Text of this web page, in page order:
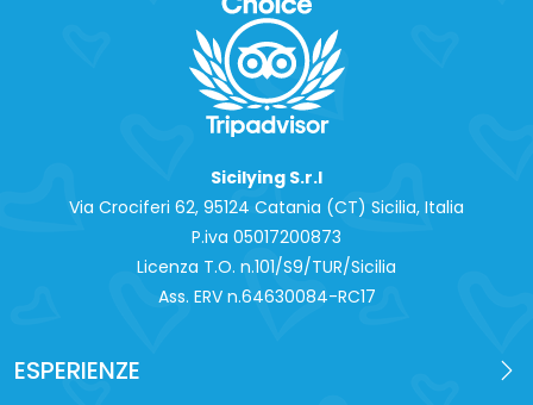
Sicilying S.r.l
Via Crociferi 62, 95124 Catania (CT) Sicilia, Italia
P.iva 0‍5017200873
Licenza T.O. n.101/S9/TUR/Sicilia
Ass. ERV n.64630084-RC17
ESPERIENZE